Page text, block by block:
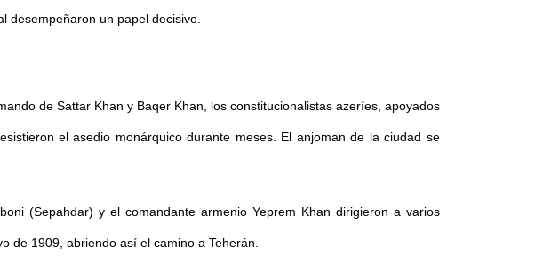
desempeñaron un papel decisivo.
de Sattar Khan y Baqer Khan, los constitucionalistas azeríes, apoyados
el asedio monárquico durante meses. El anjoman de la ciudad se
(Sepahdar) y el comandante armenio Yeprem Khan dirigieron a varios
de 1909, abriendo así el camino a Teherán.